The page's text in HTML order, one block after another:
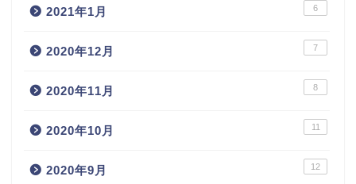
2021年1月 6
2020年12月 7
2020年11月 8
2020年10月 11
2020年9月 12